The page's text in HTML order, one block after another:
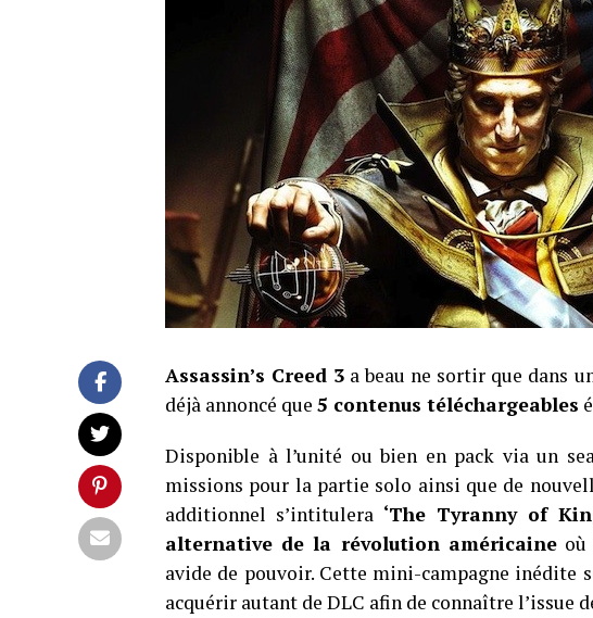
Assassin’s Creed 3 a beau ne sortir que dans
déjà annoncé que 5 contenus téléchargeables
Disponible à l’unité ou bien en pack via un
missions pour la partie solo ainsi que de
additionnel s’intitulera ‘The Tyranny of
alternative de la révolution américaineoù
avide de pouvoir. Cette mini-campagne inédite
acquérir autant de DLC afin de connaître l’issue